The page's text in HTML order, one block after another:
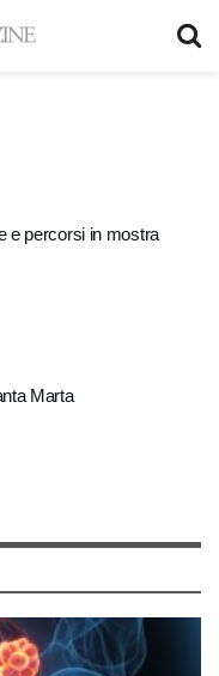
e percorsi in mostra
Marta